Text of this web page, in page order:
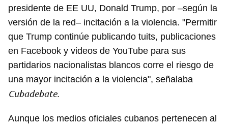
presidente de EE UU, Donald Trump, por –según la
versión de la red– incitación a la violencia. "Permitir
que Trump continúe publicando tuits, publicaciones
en Facebook y videos de YouTube para sus
partidarios nacionalistas blancos corre el riesgo de
una mayor incitación a la violencia", señalaba
Cubadebate.
Aunque los medios oficiales cubanos pertenecen al